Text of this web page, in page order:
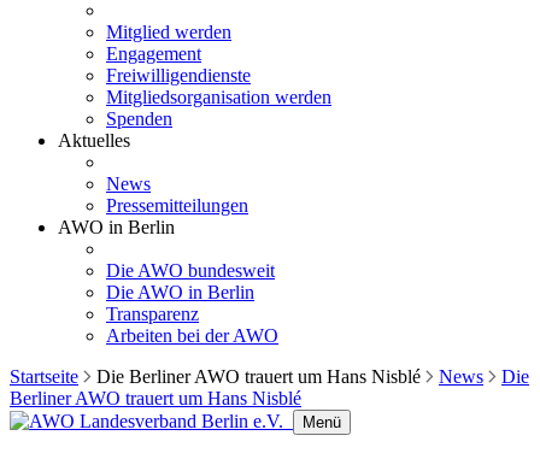
Mitglied werden
Engagement
Freiwilligendienste
Mitgliedsorganisation werden
Spenden
Aktuelles
News
Pressemitteilungen
AWO in Berlin
Die AWO bundesweit
Die AWO in Berlin
Transparenz
Arbeiten bei der AWO
Startseite
Die Berliner AWO trauert um Hans Nisblé News
Die
Berliner AWO trauert um Hans Nisblé
Menü